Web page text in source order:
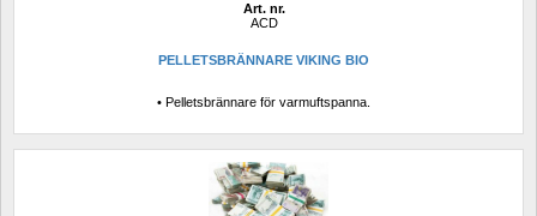
Art. nr.
ACD
PELLETSBRÄNNARE VIKING BIO
• Pelletsbrännare för varmuftspanna.